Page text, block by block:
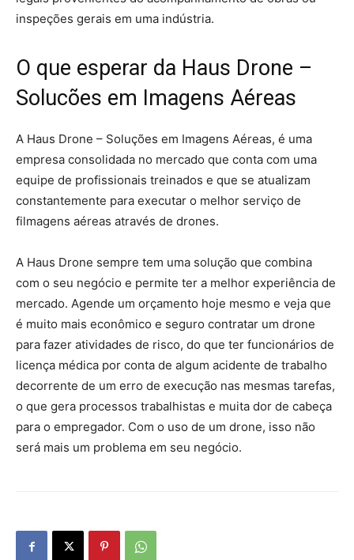
inspeções gerais em uma indústria.
O que esperar da Haus Drone –
Solucões em Imagens Aéreas
A Haus Drone – Soluções em Imagens Aéreas, é uma
empresa consolidada no mercado que conta com uma
equipe de profissionais treinados e que se atualizam
constantemente para executar o melhor serviço de
filmagens aéreas através de drones.
A Haus Drone sempre tem uma solução que combina
com o seu negócio e permite ter a melhor experiência de
mercado. Agende um orçamento hoje mesmo e veja que
é muito mais econômico e seguro contratar um drone
para fazer atividades de risco, do que ter funcionários de
licença médica por conta de algum acidente de trabalho
decorrente de um erro de execução nas mesmas tarefas,
o que gera processos trabalhistas e muita dor de cabeça
para o empregador. Com o uso de um drone, isso não
será mais um problema em seu negócio.